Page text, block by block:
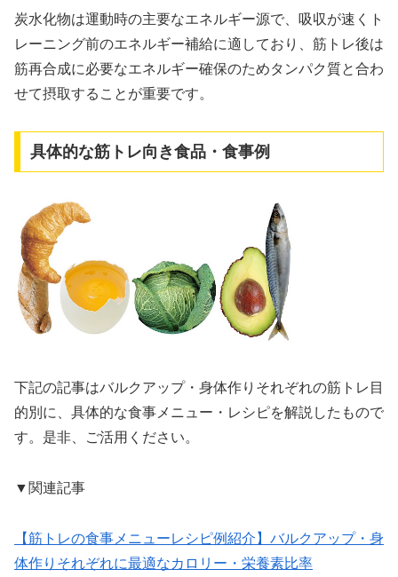
炭水化物は運動時の主要なエネルギー源で、吸収が速くト
レーニング前のエネルギー補給に適しており、筋トレ後は
筋再合成に必要なエネルギー確保のためタンパク質と合わ
せて摂取することが重要です。
具体的な筋トレ向き食品・食事例
下記の記事はバルクアップ・身体作りそれぞれの筋トレ目
的別に、具体的な食事メニュー・レシピを解説したもので
す。是非、ご活用ください。
▼関連記事
【筋トレの食事メニューレシピ例紹介】バルクアップ・身
体作りそれぞれに最適なカロリー・栄養素比率